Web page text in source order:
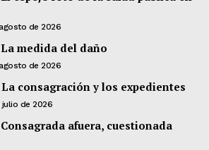
de 2026
medida del daño
de 2026
consagración y los expedientes
julio de 2026
afuera, cuestionada